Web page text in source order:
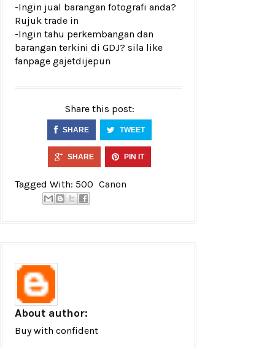
-Ingin jual barangan fotografi anda?
Rujuk trade in
-Ingin tahu perkembangan dan
barangan terkini di GDJ? sila like
fanpage gajetdijepun
Share this post:
SHARE TWEET
SHARE PIN IT
Tagged With: 500 Canon
About author:
Buy with confident